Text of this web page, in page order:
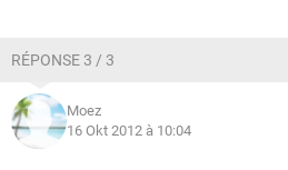
RÉPONSE 3 / 3
Moez
16 Okt 2012 à 10:04